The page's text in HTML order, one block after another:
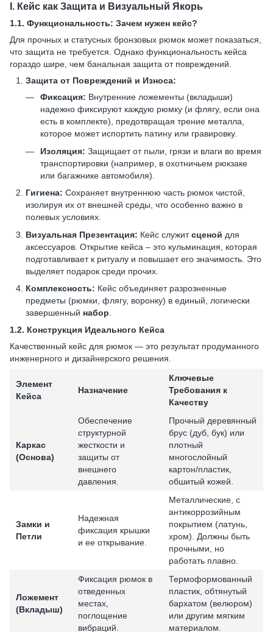
I. Кейс как Защита и Визуальный Якорь
1.1. Функциональность: Зачем нужен кейс?
Для прочных и статусных бронзовых рюмок может показаться,
что защита не требуется. Однако функциональность кейса
гораздо шире, чем банальная защита от повреждений.
Защита от Повреждений и Износа:
Фиксация: Внутренние ложементы (вкладыши)
надежно фиксируют каждую рюмку (и флягу, если она
есть в комплекте), предотвращая трение металла,
которое может испортить патину или гравировку.
Изоляция: Защищает от пыли, грязи и влаги во время
транспортировки (например, в охотничьем рюкзаке
или багажнике автомобиля).
Гигиена: Сохраняет внутреннюю часть рюмок чистой,
изолируя их от внешней среды, что особенно важно в
полевых условиях.
Визуальная Презентация: Кейс служитсценой для
аксессуаров. Открытие кейса – это кульминация, которая
подготавливает к ритуалу и повышает его значимость. Это
выделяет подарок среди прочих.
Комплексность: Кейс объединяет разрозненные
предметы (рюмки, флягу, воронку) в единый, логически
завершенный набор
1.2. Конструкция Идеального Кейса
Качественный кейс для рюмок — это результат продуманного
инженерного и дизайнерского решения.
Элемент
Кейса
Назначение
Ключевые
Требования к
Качеству
Каркас
(Основа)
Обеспечение
структурной
жесткости и
защиты от
внешнего
давления.
Прочный деревянный
брус (дуб, бук) или
плотный
многослойный
картон/пластик,
обшитый кожей.
Замки и
Петли
Надежная
фиксация крышки
и ее открывание.
Металлические, с
антикоррозийным
покрытием (латунь,
хром). Должны быть
прочными, но
работать плавно.
Ложемент
(Вкладыш)
Фиксация рюмок в
отведенных
местах,
поглощение
вибраций.
Термоформованный
пластик, обтянутый
бархатом (велюром)
или другим мягким
материалом.